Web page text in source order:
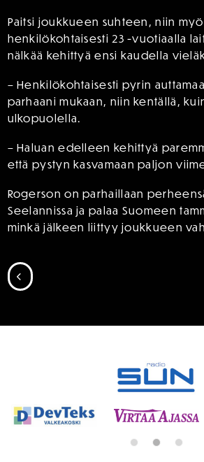
Paitsi joukkueen suhteen, niin
henkilökohtaisesti 23 -vuotiaalla
nälkää kehittyä ensi kaudella
– Henkilökohtaisesti pyrin
parhaani mukaan, niin kentällä,
ulkopuolella.
– Haluan edelleen kehittyä
että pystyn kasvamaan paljon
Rogerson on parhaillaan
Seelannissa ja palaa Suomeen
minkä jälkeen liittyy joukkueen
SIIRRY EDELLISEEN